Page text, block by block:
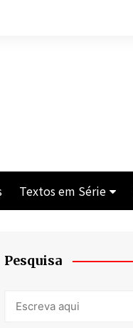
Textos em Série
Man With the Gun
Pesquisa